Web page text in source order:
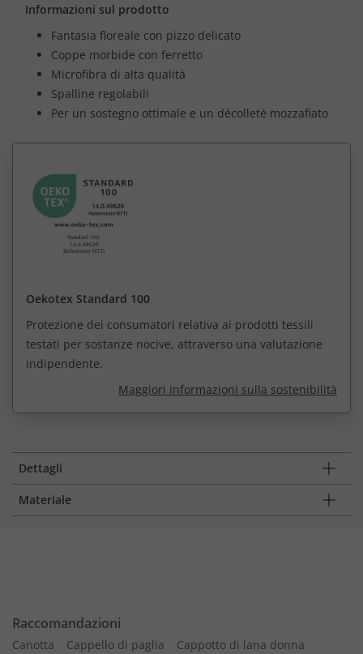
Informazioni sul prodotto
Fantasia floreale con pizzo delicato
Coppe morbide con ferretto
Microfibra di alta qualità
Spalline regolabili
Per un sostegno ottimale e un décolleté mozzafiato
Oekotex Standard 100
Protezione dei consumatori relativa ai prodotti tessili
testati per sostanze nocive, attraverso una valutazione
indipendente.
Maggiori informazioni sulla sostenibilità
Dettagli
Materiale
Raccomandazioni
Canotta Cappello di paglia
Cappotto di lana donna